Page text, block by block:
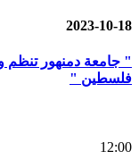
2023-10-18
" جامعة دمنهور تنظم
فلسطين "
12:00